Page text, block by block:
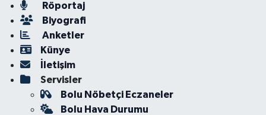
Röportaj
Biyografi
Anketler
Künye
İletişim
Servisler
Bolu Nöbetçi Eczaneler
Bolu Hava Durumu